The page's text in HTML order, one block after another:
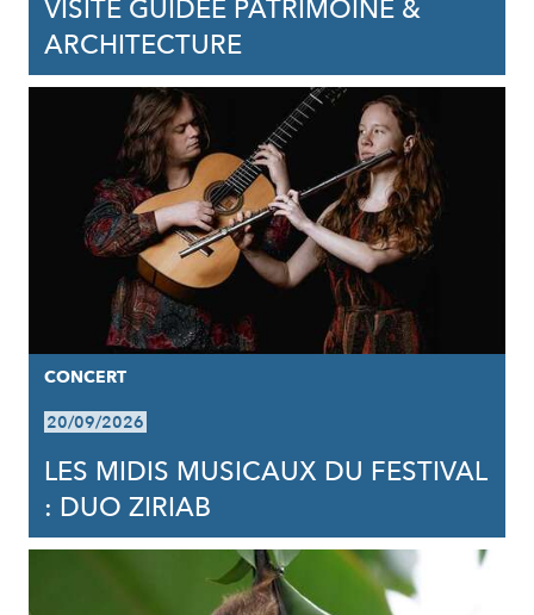
VISITE GUIDÉE PATRIMOINE &
ARCHITECTURE
CONCERT
20/09/2026
LES MIDIS MUSICAUX DU FESTIVAL
: DUO ZIRIAB